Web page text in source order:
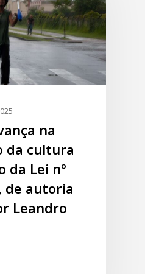
na
da cultura
da Lei nº
de autoria
Leandro